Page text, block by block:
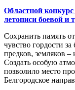
Областной
летописи боевой и
Сохранить память
чувство гордости
предков, земляков –
Создать особую
позволило место
Белгородское